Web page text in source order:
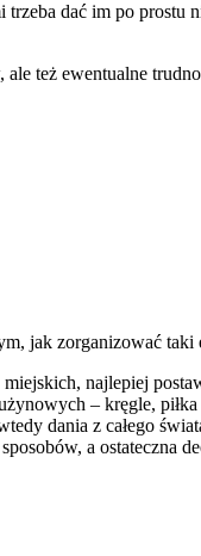
dać im po prostu
też ewentualne
jak zorganizować
najlepiej
– kręgle,
dania z całego
a ostateczna